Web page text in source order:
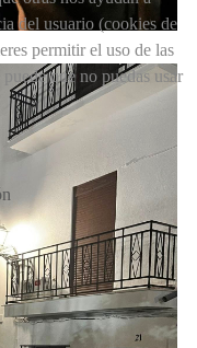
del usuario (cookies de
permitir el uso de las
que no puedas usar